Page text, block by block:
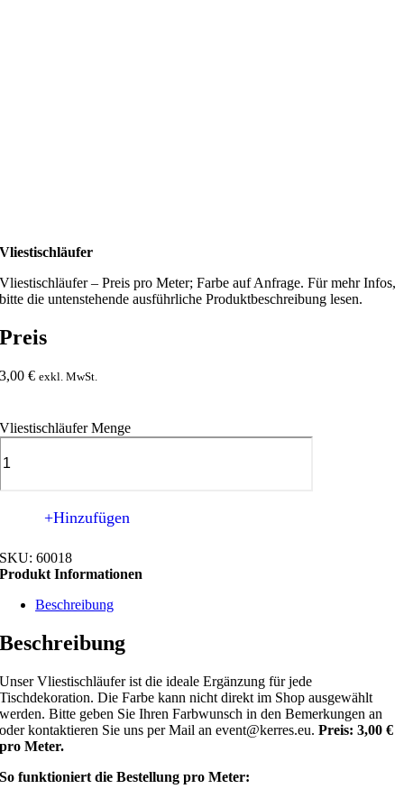
Vliestischläufer
Vliestischläufer – Preis pro Meter; Farbe auf Anfrage. Für mehr Infos,
bitte die untenstehende ausführliche Produktbeschreibung lesen.
Preis
3,00€ exkl. MwSt.
Vliestischläufer Menge
+Hinzufügen
SKU:60018
Produkt Informationen
Beschreibung
Beschreibung
Unser Vliestischläufer ist die ideale Ergänzung für jede
Tischdekoration. Die Farbe kann nicht direkt im Shop ausgewählt
werden. Bitte geben Sie Ihren Farbwunsch in den Bemerkungen an
oder kontaktieren Sie uns per Mail anevent@kerres.eu.Preis: 3,00 €
pro Meter.
So funktioniert die Bestellung pro Meter: